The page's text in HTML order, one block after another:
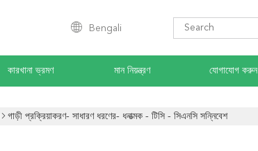
Bengali
কারখানা ভ্রমণ মান নিয়ন্ত্রণ যোগাযোগ করুন
গাড়ী প্রক্রিয়াকরণ- সাধারণ ধরণের- ধনাত্মক - টিসি - সিএনসি সন্নিবেশ